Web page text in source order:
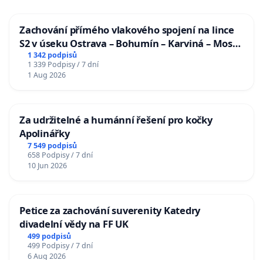
Zachování přímého vlakového spojení na lince
S2 v úseku Ostrava – Bohumín – Karviná – Mosty
u Jablunkova
1 342 podpisů
1 339 Podpisy / 7 dní
1 Aug 2026
Za udržitelné a humánní řešení pro kočky
Apolinářky
7 549 podpisů
658 Podpisy / 7 dní
10 Jun 2026
Petice za zachování suverenity Katedry
divadelní vědy na FF UK
499 podpisů
499 Podpisy / 7 dní
6 Aug 2026